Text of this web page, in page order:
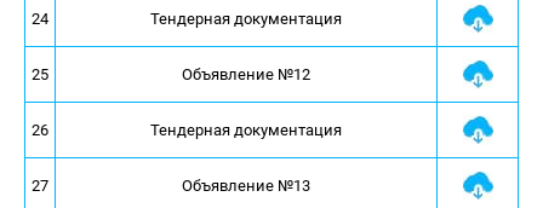
24 Тендерная документация
25 Объявление №12
26 Тендерная документация
27 Объявление №13